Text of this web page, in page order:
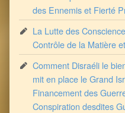
des Ennemis et Fierté
La Lutte des
Contrôle de la Matière
Comment Disraéli le
mit en place le Grand
Financement des
Conspiration desdites